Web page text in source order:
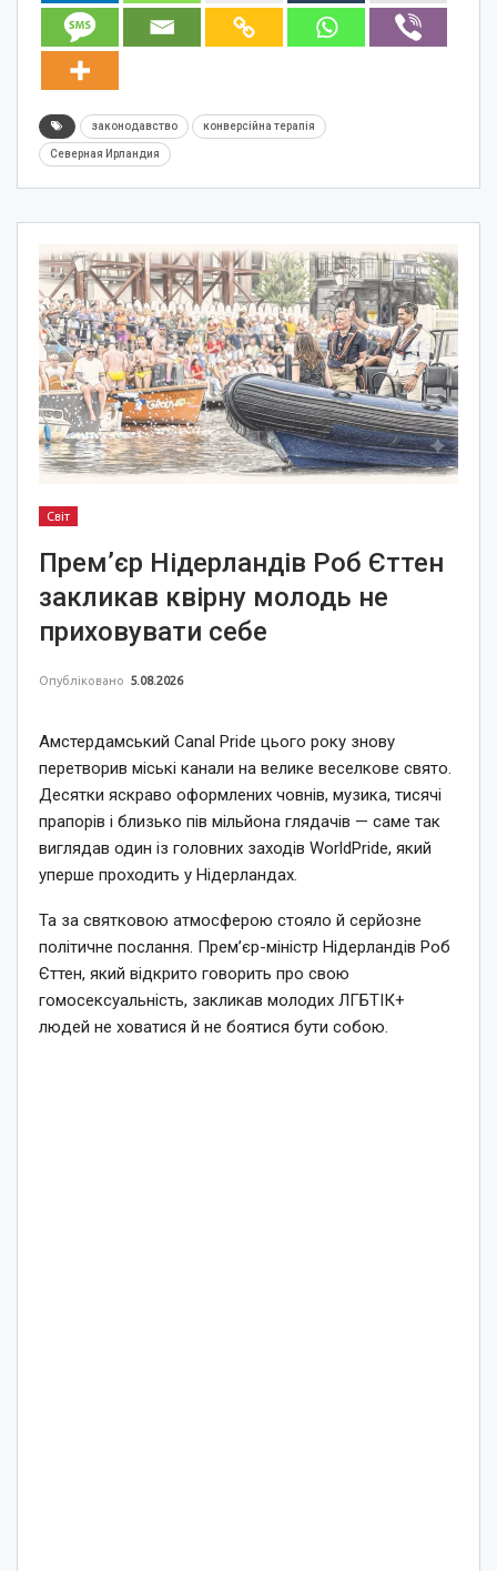
законодавство конверсійна терапія
Северная Ирландия
Світ
Прем’єр Нідерландів Роб Єттен
закликав квірну молодь не
приховувати себе
Опубліковано 5.08.2026
Амстердамський Canal Pride цього року знову
перетворив міські канали на велике веселкове свято.
Десятки яскраво оформлених човнів, музика, тисячі
прапорів і близько пів мільйона глядачів — саме так
виглядав один із головних заходів WorldPride, який
уперше проходить у Нідерландах.
Та за святковою атмосферою стояло й серйозне
політичне послання. Прем’єр-міністр Нідерландів Роб
Єттен, який відкрито говорить про свою
гомосексуальність, закликав молодих ЛГБТІК+
людей не ховатися й не боятися бути собою.